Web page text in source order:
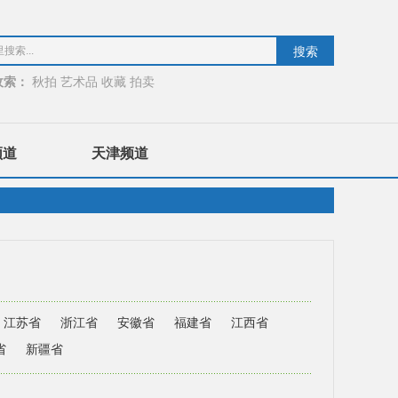
： 秋拍 艺术品 收藏 拍卖
道 天津频道
江苏省 浙江省 安徽省 福建省
江西省
新疆省